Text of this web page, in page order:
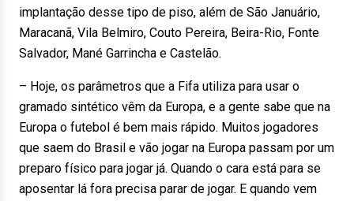
implantação desse tipo de piso, além de São Januário,
Maracanã, Vila Belmiro, Couto Pereira, Beira-Rio, Fonte
Salvador, Mané Garrincha e Castelão.
– Hoje, os parâmetros que a Fifa utiliza para usar o
gramado sintético vêm da Europa, e a gente sabe que na
Europa o futebol é bem mais rápido. Muitos jogadores
que saem do Brasil e vão jogar na Europa passam por um
preparo físico para jogar já. Quando o cara está para se
aposentar lá fora precisa parar de jogar. E quando vem